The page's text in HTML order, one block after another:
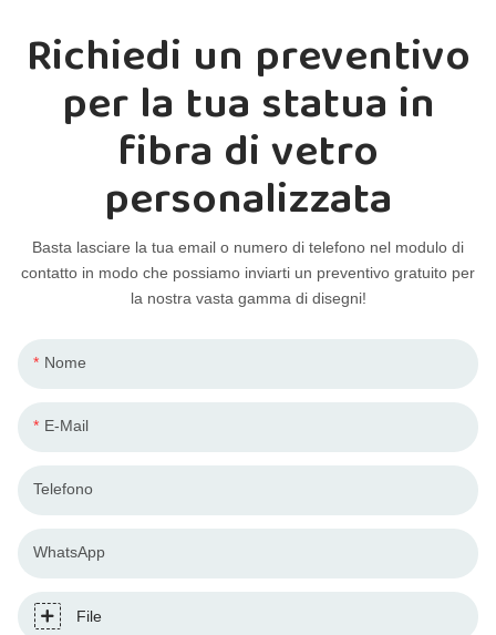
Richiedi un preventivo
per la tua statua in
fibra di vetro
personalizzata
Basta lasciare la tua email o numero di telefono nel modulo di
contatto in modo che possiamo inviarti un preventivo gratuito per
la nostra vasta gamma di disegni!
Nome
E-Mail
Telefono
WhatsApp
File